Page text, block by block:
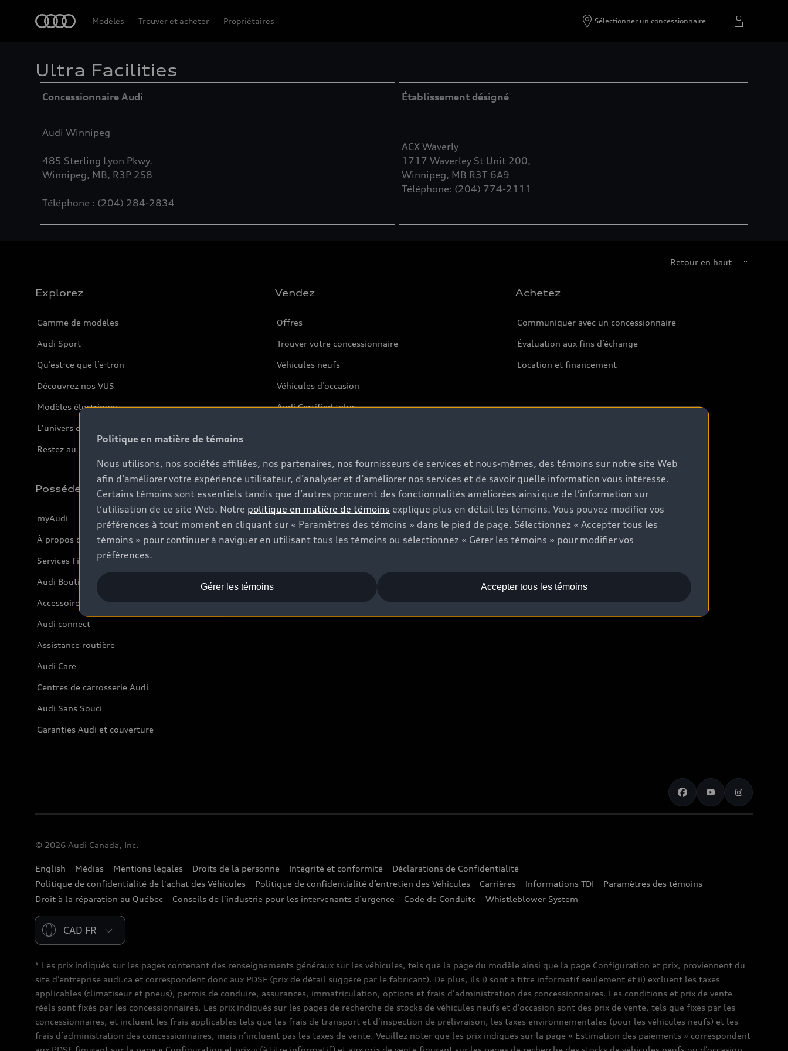
Modèles Trouver et acheter Propriétaires Sélectionner un concessionnaire
Ultra Facilities
Concessionnaire Audi Établissement désigné
Audi Winnipeg
485 Sterling Lyon Pkwy.
Winnipeg, MB, R3P 2S8
Téléphone : (204) 284-2834
ACX Waverly
1717 Waverley St Unit 200,
Winnipeg, MB R3T 6A9
Téléphone: (204) 774-2111
Retour en haut
Explorez
Gamme de modèles
Audi Sport
Qu’est-ce que l’e-tron
Découvrez nos VUS
Modèles électriques
L'univers d'Audi
Restez au courant
Vendez
Offres
Trouver votre concessionnaire
Véhicules neufs
Véhicules d’occasion
Audi Certified :plus
Achetez
Communiquer avec un concessionnaire
Évaluation aux fins d’échange
Location et financement
Possédez
myAudi
À propos de myAudi
Services Financiers Audi
Audi Boutique
Accessoires
Audi connect
Assistance routière
Audi Care
Centres de carrosserie Audi
Audi Sans Souci
Garanties Audi et couverture
Soutien
Rappels
© 2026 Audi Canada, Inc.
English Médias Mentions légales Droits de la personne Intégrité et conformité
Déclarations de Confidentialité
Politique de confidentialité de l'achat des Véhicules
Politique de confidentialité d’entretien des Véhicules Carrières Informations TDI
Paramètres des témoins
Droit à la réparation au Québec
Conseils de l’industrie pour les intervenants d’urgence Code de Conduite Whistleblower System
Please select country
* Les prix indiqués sur les pages contenant des renseignements généraux sur les véhicules, tels que la page du modèle ainsi que la page Configuration et prix, proviennent du
site d’entreprise audi.ca et correspondent donc aux PDSF (prix de détail suggéré par le fabricant). De plus, ils i) sont à titre informatif seulement et ii) excluent les taxes
applicables (climatiseur et pneus), permis de conduire, assurances, immatriculation, options et frais d’administration des concessionnaires. Les conditions et prix de vente
réels sont fixés par les concessionnaires. Les prix indiqués sur les pages de recherche de stocks de véhicules neufs et d’occasion sont des prix de vente, tels que fixés par les
concessionnaires, et incluent les frais applicables tels que les frais de transport et d’inspection de prélivraison, les taxes environnementales (pour les véhicules neufs) et les
frais d’administration des concessionnaires, mais n’incluent pas les taxes de vente. Veuillez noter que les prix indiqués sur la page « Estimation des paiements » correspondent
Politique en matière de témoins
Nous utilisons, nos sociétés affiliées, nos partenaires, nos fournisseurs de services et nous-mêmes, des témoins sur notre site Web
afin d’améliorer votre expérience utilisateur, d’analyser et d’améliorer nos services et de savoir quelle information vous intéresse.
Certains témoins sont essentiels tandis que d’autres procurent des fonctionnalités améliorées ainsi que de l’information sur
l’utilisation de ce site Web. Notre politique en matière de témoins explique plus en détail les témoins. Vous pouvez modifier vos
préférences à tout moment en cliquant sur « Paramètres des témoins » dans le pied de page. Sélectionnez « Accepter tous les
témoins » pour continuer à naviguer en utilisant tous les témoins ou sélectionnez « Gérer les témoins » pour modifier vos
préférences.
Accepter tous les témoins
Gérer les témoins